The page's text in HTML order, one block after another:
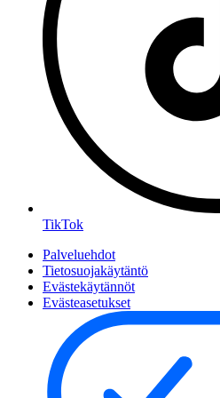
TikTok
Palveluehdot
Tietosuojakäytäntö
Evästekäytännöt
Evästeasetukset